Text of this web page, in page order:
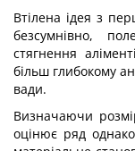
Втілена ідея з
безсумнівно,
стягнення
більш глибокому
вади.
Визначаючи
оцінює ряд